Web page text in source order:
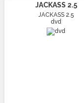
JACKASS 2.5
JACKASS 2.5
dvd